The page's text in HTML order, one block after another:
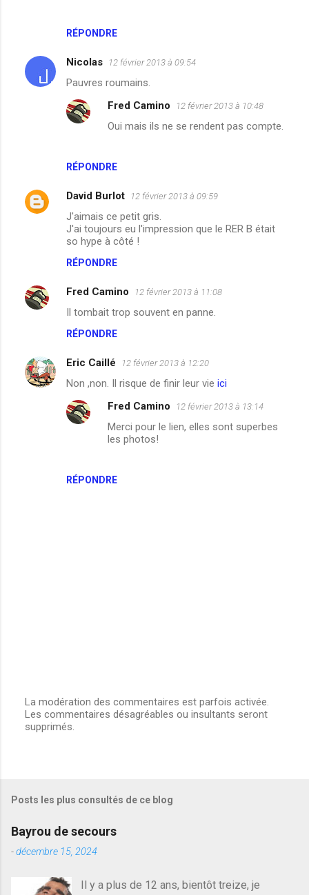
e
s
RÉPONDRE
Nicolas 12 février 2013 à 09:54
Pauvres roumains.
RÉPONDRE
Fred Camino 12 février 2013 à 10:48
Oui mais ils ne se rendent pas compte.
David Burlot 12 février 2013 à 09:59
J'aimais ce petit gris.
J'ai toujours eu l'impression que le RER B était
so hype à côté !
RÉPONDRE
Fred Camino 12 février 2013 à 11:08
Il tombait trop souvent en panne.
RÉPONDRE
Eric Caillé 12 février 2013 à 12:20
Non ,non. Il risque de finir leur vie ici
RÉPONDRE
Fred Camino 12 février 2013 à 13:14
Merci pour le lien, elles sont superbes
les photos!
E
n
t
e
r
u
La modération des commentaires est parfois activée.
Les commentaires désagréables ou insultants seront
supprimés.
Posts les plus consultés de ce blog
Bayrou de secours
-décembre 15, 2024
Il y a plus de 12 ans, bientôt treize, je